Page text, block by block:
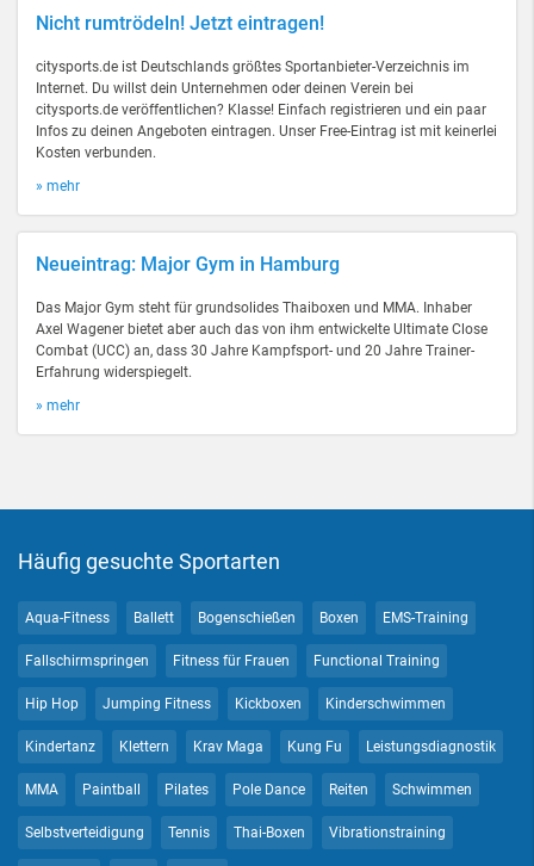
Nicht rumtrödeln! Jetzt eintragen!
citysports.de ist Deutschlands größtes Sportanbieter-Verzeichnis im
Internet. Du willst dein Unternehmen oder deinen Verein bei
citysports.de veröffentlichen? Klasse! Einfach registrieren und ein paar
Infos zu deinen Angeboten eintragen. Unser Free-Eintrag ist mit keinerlei
Kosten verbunden.
» mehr
Neueintrag: Major Gym in Hamburg
Das Major Gym steht für grundsolides Thaiboxen und MMA. Inhaber
Axel Wagener bietet aber auch das von ihm entwickelte Ultimate Close
Combat (UCC) an, dass 30 Jahre Kampfsport- und 20 Jahre Trainer-
Erfahrung widerspiegelt.
» mehr
Häufig gesuchte Sportarten
Aqua-Fitness Ballett Bogenschießen Boxen EMS-Training
Fallschirmspringen Fitness für Frauen Functional Training
Hip Hop Jumping Fitness Kickboxen Kinderschwimmen
Kindertanz Klettern Krav Maga Kung Fu Leistungsdiagnostik
MMA Paintball Pilates Pole Dance Reiten Schwimmen
Selbstverteidigung Tennis Thai-Boxen Vibrationstraining